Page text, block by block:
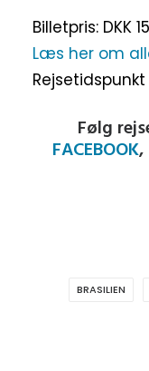
Billetpris: DKK
Læs her om
Rejsetidspunkt
Følg
FACEBOOK,
BRASILIEN